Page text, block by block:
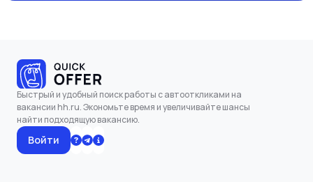
Быстрый и удобный поиск работы с автооткликами на
вакансии hh.ru. Экономьте время и увеличивайте шансы
найти подходящую вакансию.
Войти